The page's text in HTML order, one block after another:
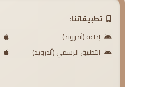
تطبيقاتنا:
إذاعة (أندرويد)
التطبيق الرسمي (أندرويد)